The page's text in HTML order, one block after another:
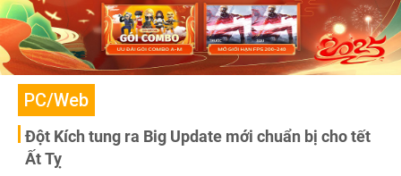
PC/Web
Đột Kích tung ra Big Update mới chuẩn bị cho tết
Ất Tỵ